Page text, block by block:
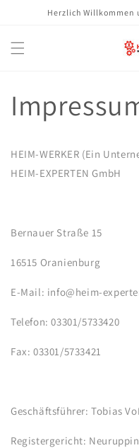
Herzlich Willkommen
HEIM-WERKER (Ein
HEIM-EXPERTEN GmbH
Bernauer Straße 15
16515 Oranienburg
E-Mail: info@heim-
Telefon: 03301/5733420
Fax: 03301/5733421
Geschäftsführer: Tobias
Registergericht: